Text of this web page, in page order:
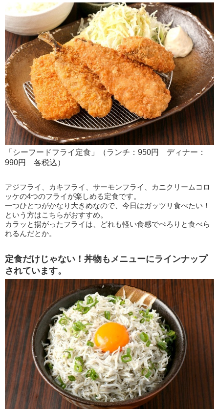
「シーフードフライ定食」（ランチ：950円 ディナー：
990円 各税込）
アジフライ、カキフライ、サーモンフライ、カニクリームコロ
ッケの4つのフライが楽しめる定食です。
一つひとつがかなり大きめなので、今日はガッツリ食べたい！
という方はこちらがおすすめ。
カラッと揚がったフライは、どれも軽い食感でぺろりと食べら
れるんだとか。
定食だけじゃない！丼物もメニューにラインナップ
されています。